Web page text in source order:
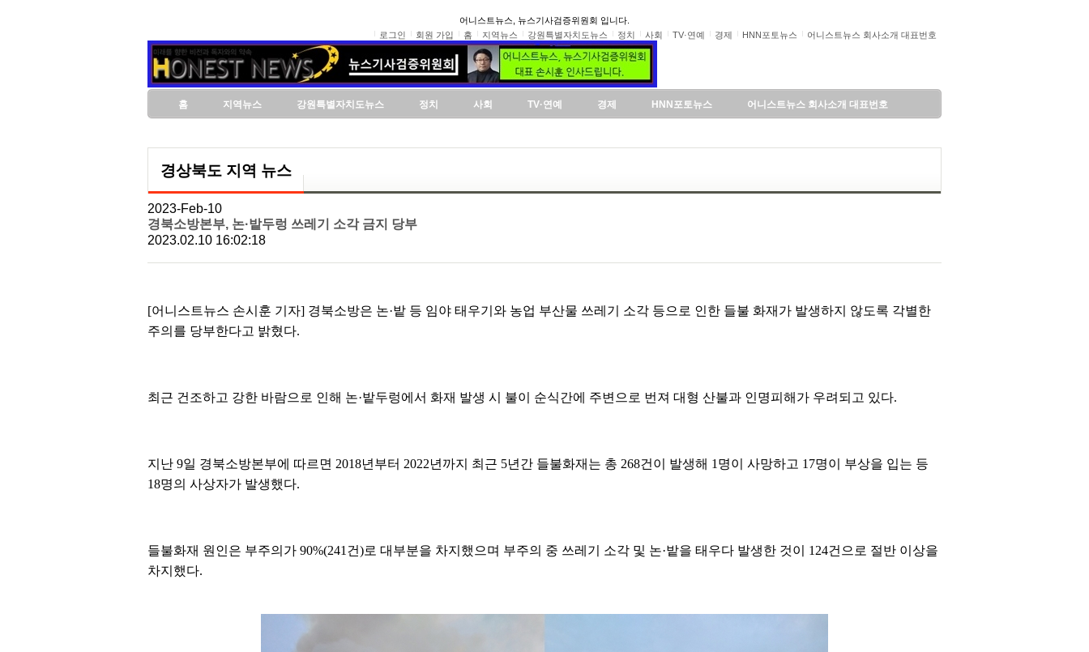
어니스트뉴스, 뉴스기사검증위원회 입니다.
로그인
회원 가입 홈 지역뉴스 강원특별자치도뉴스 정치 사회 TV·연예 경제 HNN포토뉴스 어니스트뉴스 회사소개 대표번호
홈 지역뉴스 강원특별자치도뉴스 정치 사회 TV·연예 경제 HNN포토뉴스 어니스트뉴스 회사소개 대표번호
경상북도 지역 뉴스
2023-Feb-10
경북소방본부, 논·밭두렁 쓰레기 소각 금지 당부
2023.02.10 16:02:18
[어니스트뉴스 손시훈 기자] 경북소방은 논·밭 등 임야 태우기와 농업 부산물 쓰레기 소각 등으로 인한 들불 화재가 발생하지 않도록 각별한
주의를 당부한다고 밝혔다.
최근 건조하고 강한 바람으로 인해 논·밭두렁에서 화재 발생 시 불이 순식간에 주변으로 번져 대형 산불과 인명피해가 우려되고 있다.
지난 9일 경북소방본부에 따르면 2018년부터 2022년까지 최근 5년간 들불화재는 총 268건이 발생해 1명이 사망하고 17명이 부상을 입는 등
18명의 사상자가 발생했다.
들불화재 원인은 부주의가 90%(241건)로 대부분을 차지했으며 부주의 중 쓰레기 소각 및 논·밭을 태우다 발생한 것이 124건으로 절반 이상을
차지했다.